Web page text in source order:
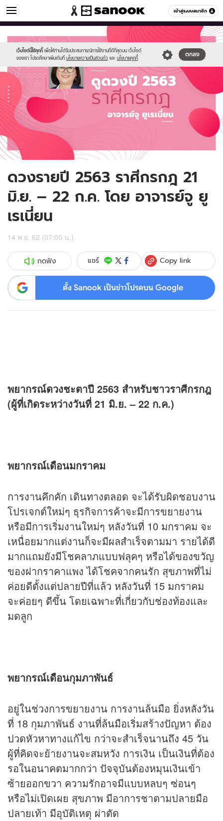
เข้าสู่ระบบสมาชิก
ดูดวง หมวดอื่นๆ
เว็บไซต์นี้ใช้คุกกี้ เพื่อให้ท่านได้รับประสบการณ์การใช้งานที่ดีที่สุดบน เว็บไซต์
ของเรา โปรดศึกษาเพิ่มเติมที่ นโยบายความเป็นส่วนตัว และ นโยบายคุกกี้
ตกลง
//s.isanook.com/sr/0/images/logo-
new-
sanook.png
//s.isanook.com/ho/0/ud/34/170617/horo-
new5.jpg
ดวงรายปี 2563 ราศีกรกฎ 21
มิ.ย. – 22 ก.ค. โดย อาจารย์จู ยู
เรเนี่ยน
14 พ.ย. 62 (07:00 น.)
กดฟัง แชร์ Copy link
ตั้ง Sanook เป็นข่าวโปรดบน Google
พยากรณ์ดวงชะตาปี 2563 สำหรับชาวราศีกรกฎ
(ผู้ที่เกิดระหว่างวันที่ 21 มิ.ย. – 22 ก.ค.)
พยากรณ์เดือนมกราคม
การงานคึกคัก เดินทางตลอด จะได้รับผิดชอบงาน
โปรเจกต์ใหม่ๆ ธุรกิจการค้าจะมีการขยายงาน
หรือมีการเริ่มงานใหม่ๆ หลังวันที่ 10 มกราคม จะ
เหนื่อยมากแต่งานก็จะมีผลสำเร็จตามมา รายได้ดี
มากแถมยังมีโชคลาภแบบฟลุคๆ หรือได้ของขวัญ
ของฝากราคาแพง ได้โชคจากคนรัก สุขภาพที่ไม่
ค่อยดีตั้งแต่ปลายปีที่แล้ว หลังวันที่ 15 มกราคม
จะค่อยๆ ดีขึ้น โดยเฉพาะที่เกี่ยวกับช่องท้องและ
มดลูก
พยากรณ์เดือนกุมภาพันธ์
อยู่ในช่วงการขยายงาน การงานล้นมือ ยิ่งหลังวัน
ที่ 18 กุมภาพันธ์ งานที่ล้นมือเริ่มสร้างปัญหา ต้อง
ปวดหัวหาทางแก้ไข กว่าจะสำเร็จนานถึง 45 วัน
ผู้ที่คิดจะย้ายงานจะสมหวัง การเงิน เป็นเงินที่ต้อง
รอในอนาคตมากกว่า ปัจจุบันต้องหมุนเงินเข้า
ซ้ายออกขวา ความรักอาจมีแบบหลบๆ ซ่อนๆ
หรือไม่เปิดเผย สุขภาพ มีอาการชาตามปลายมือ
ปลายเท้า มีอุบัติเหตุ ผ่าตัด